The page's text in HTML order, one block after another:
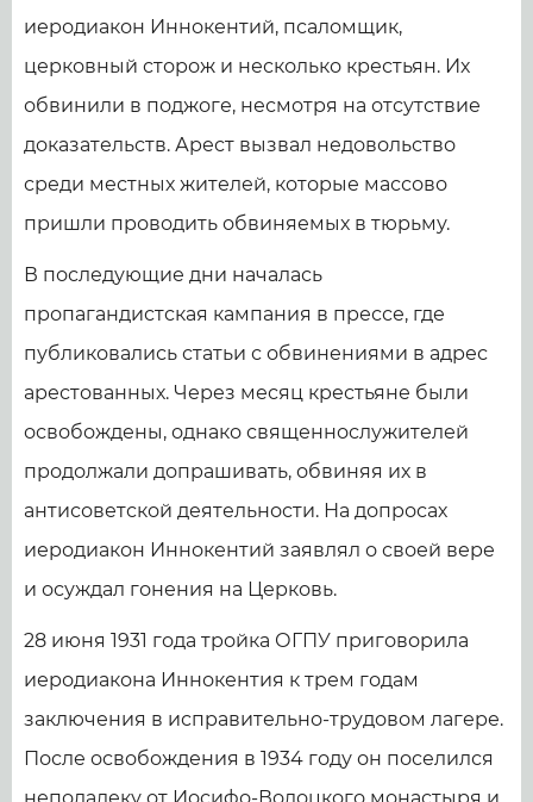
иеродиакон Иннокентий, псаломщик,
церковный сторож и несколько крестьян. Их
обвинили в поджоге, несмотря на отсутствие
доказательств. Арест вызвал недовольство
среди местных жителей, которые массово
пришли проводить обвиняемых в тюрьму.
В последующие дни началась
пропагандистская кампания в прессе, где
публиковались статьи с обвинениями в адрес
арестованных. Через месяц крестьяне были
освобождены, однако священнослужителей
продолжали допрашивать, обвиняя их в
антисоветской деятельности. На допросах
иеродиакон Иннокентий заявлял о своей вере
и осуждал гонения на Церковь.
28 июня 1931 года тройка ОГПУ приговорила
иеродиакона Иннокентия к трем годам
заключения в исправительно-трудовом лагере.
После освобождения в 1934 году он поселился
неподалеку от Иосифо-Волоцкого монастыря и